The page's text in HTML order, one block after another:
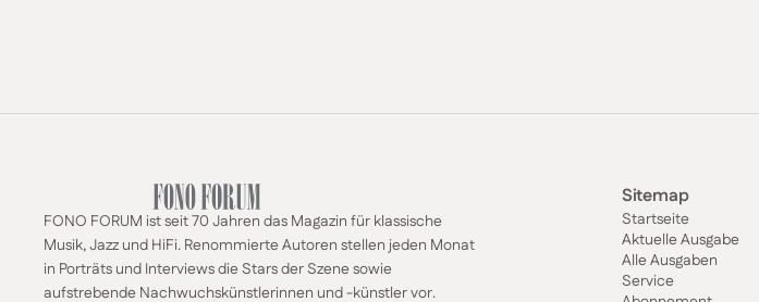
FONO FORUM ist seit 70 Jahren das Magazin für klassische
Musik, Jazz und HiFi. Renommierte Autoren stellen jeden Monat
in Porträts und Interviews die Stars der Szene sowie
aufstrebende Nachwuchskünstlerinnen und -künstler vor.
Sitemap
Startseite
Aktuelle Ausgabe
Alle Ausgaben
Service